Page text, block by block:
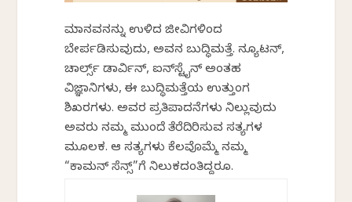
ಮಾನವನನ್ನು ಉಳಿದ ಜೀವಿಗಳಿಂದ
ಬೇರ್ಪಡಿಸುವುದು, ಅವನ ಬುದ್ಧಿಮತ್ತೆ. ನ್ಯೂಟನ್‌,
ಚಾರ್ಲ್ಸ್ ಡಾರ್ವಿನ್, ಐನ್‌ಸ್ಟೈನ್ ಅಂತಹ
ವಿಜ್ಞಾನಿಗಳು, ಈ ಬುದ್ಧಿಮತ್ತೆಯ ಉತ್ತುಂಗ
ಶಿಖರಗಳು. ಅವರ ಪ್ರತಿಪಾದನೆಗಳು ನಿಲ್ಲುವುದು
ಅವರು ನಮ್ಮ ಮುಂದೆ ತೆರೆದಿರಿಸುವ ಸತ್ಯಗಳ
ಮೂಲಕ. ಆ ಸತ್ಯಗಳು ಕೆಲವೊಮ್ಮೆ ನಮ್ಮ
“ಕಾಮನ್ ಸೆನ್ಸ್”ಗೆ ನಿಲುಕದಂತಿದ್ದರೂ.